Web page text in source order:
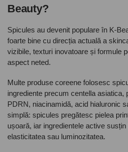
Beauty?
Spicules au devenit populare în K-
foarte bine cu direcția actuală a
vizibile, texturi inovatoare și formule
aspect neted.
Multe produse coreene folosesc
ingrediente precum centella asiatica,
PDRN, niacinamidă, acid hialuronic
simplă: spicules pregătesc pielea
ușoară, iar ingredientele active
elasticitatea sau luminozitatea.